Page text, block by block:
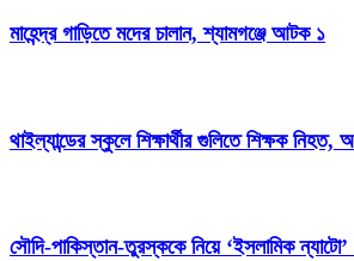
মাহেন্দ্র গাড়িতে মদের চালান, শ্যামগঞ্জে আটক ১
থাইল্যান্ডের স্কুলে শিক্ষার্থীর গুলিতে শিক্ষক
সৌদি-পাকিস্তান-তুরস্ককে নিয়ে ‘ইসলামিক